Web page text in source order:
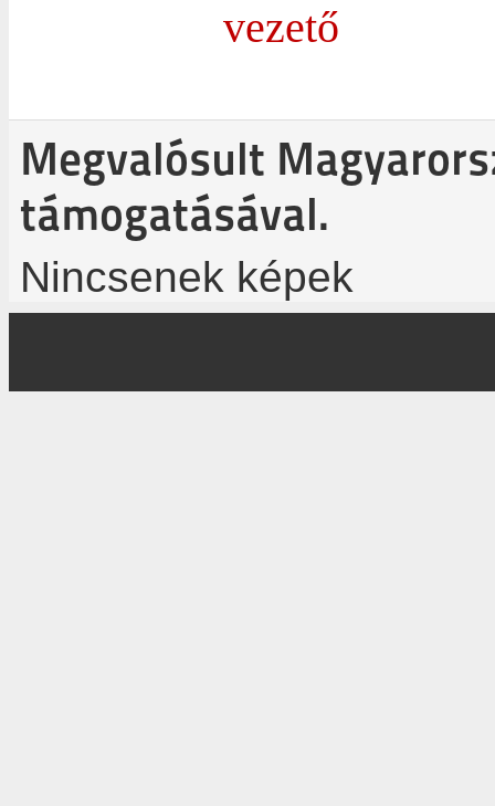
vezető
Megvalósult
támogatásával.
Nincsenek képek